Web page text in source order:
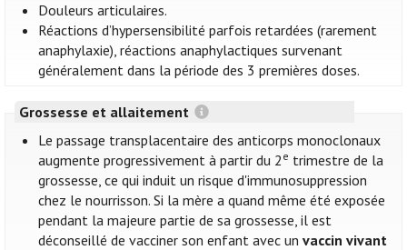
Douleurs articulaires.
Réactions d’hypersensibilité parfois retardées (rarement
anaphylaxie), réactions anaphylactiques survenant
généralement dans la période des 3 premières doses.
Grossesse et allaitement
Le passage transplacentaire des anticorps monoclonaux
augmente progressivement à partir du 2 e trimestre de la
grossesse, ce qui induit un risque d'immunosuppression
chez le nourrisson. Si la mère a quand même été exposée
pendant la majeure partie de sa grossesse, il est
déconseillé de vacciner son enfant avec unvaccin vivant